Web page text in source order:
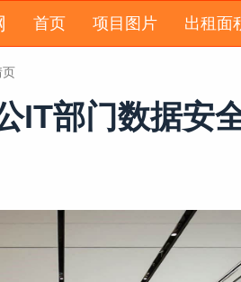
首页 项目图片 出租面
页
IT部门数据安